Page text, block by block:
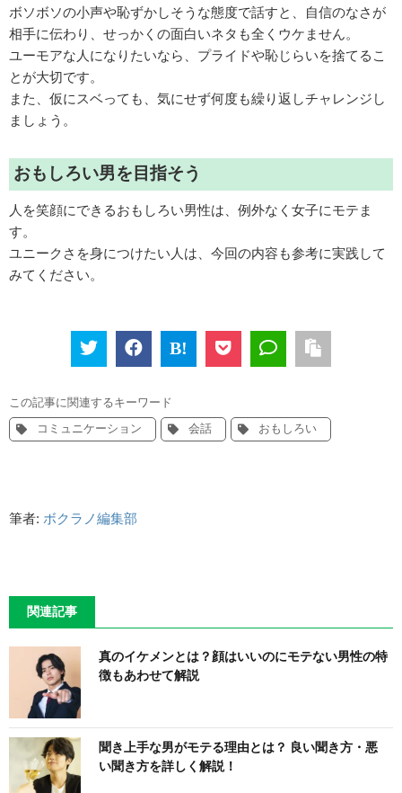
ボソボソの小声や恥ずかしそうな態度で話すと、自信のなさが
相手に伝わり、せっかくの面白いネタも全くウケません。
ユーモアな人になりたいなら、プライドや恥じらいを捨てるこ
とが大切です。
また、仮にスベっても、気にせず何度も繰り返しチャレンジし
ましょう。
おもしろい男を目指そう
人を笑顔にできるおもしろい男性は、例外なく女子にモテま
す。
ユニークさを身につけたい人は、今回の内容も参考に実践して
みてください。
この記事に関連するキーワード
コミュニケーション
会話 おもしろい
筆者: ボクラノ編集部
関連記事
真のイケメンとは？顔はいいのにモテない男性の特
徴もあわせて解説
聞き上手な男がモテる理由とは？ 良い聞き方・悪
い聞き方を詳しく解説！